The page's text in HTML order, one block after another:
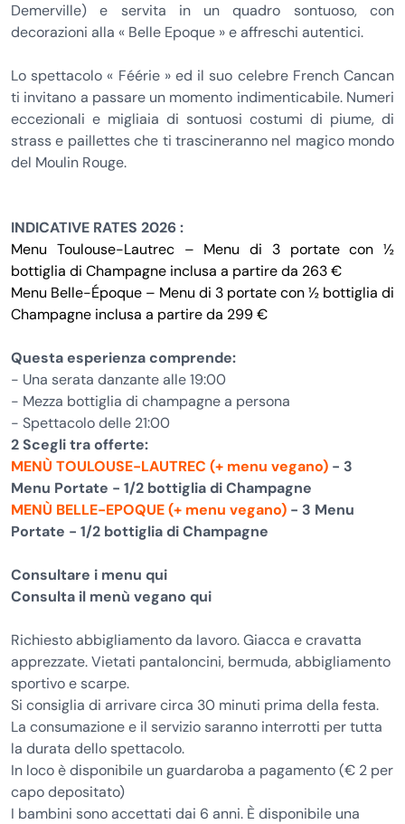
Demerville) e servita in un quadro sontuoso, con
decorazioni alla « Belle Epoque » e affreschi autentici.
Lo spettacolo « Féérie » ed il suo celebre French Cancan
ti invitano a passare un momento indimenticabile. Numeri
eccezionali e migliaia di sontuosi costumi di piume, di
strass e paillettes che ti trascineranno nel magico mondo
del Moulin Rouge.
INDICATIVE RATES 2026 :
Menu Toulouse-Lautrec – Menu di 3 portate con ½
bottiglia di Champagne inclusa a partire da 263 €
Menu Belle-Époque – Menu di 3 portate con ½ bottiglia di
Champagne inclusa a partire da 299 €
Questa esperienza comprende:
- Una serata danzante alle 19:00
- Mezza bottiglia di champagne a persona
- Spettacolo delle 21:00
2 Scegli tra offerte:
MENÙ TOULOUSE-LAUTREC (+ menu vegano) - 3
Menu Portate - 1/2 bottiglia di Champagne
MENÙ BELLE-EPOQUE (+ menu vegano) - 3 Menu
Portate - 1/2 bottiglia di Champagne
Consultare i menu qui
Consulta il menù vegano qui
Richiesto abbigliamento da lavoro. Giacca e cravatta
apprezzate. Vietati pantaloncini, bermuda, abbigliamento
sportivo e scarpe.
Si consiglia di arrivare circa 30 minuti prima della festa.
La consumazione e il servizio saranno interrotti per tutta
la durata dello spettacolo.
In loco è disponibile un guardaroba a pagamento (€ 2 per
capo depositato)
I bambini sono accettati dai 6 anni. È disponibile una